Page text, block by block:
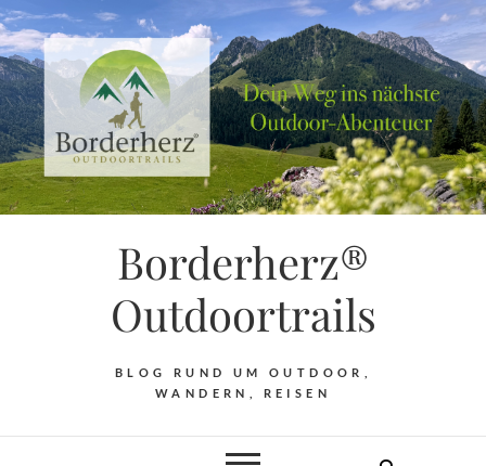
Borderherz®
Outdoortrails
BLOG RUND UM OUTDOOR,
WANDERN, REISEN